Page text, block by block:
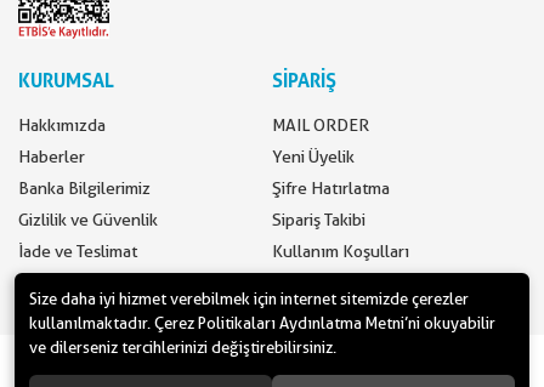
KURUMSAL
Hakkımızda
Haberler
Banka Bilgilerimiz
Gizlilik ve Güvenlik
İade ve Teslimat
SİPARİŞ
MAIL ORDER
Yeni Üyelik
Şifre Hatırlatma
Sipariş Takibi
Kullanım Koşulları
www.yilbasimalzemeleri.com - www.partidolu.com bir Pandoli Parti
Kuruluşudur. © 2018 Pandoli Parti Malzemeleri Tüm hakları saklıdır.
Size daha iyi hizmet verebilmek için internet sitemizde çerezler
kullanılmaktadır. Çerez Politikaları Aydınlatma Metni’ni okuyabilir
ve dilerseniz tercihlerinizi değiştirebilirsiniz.